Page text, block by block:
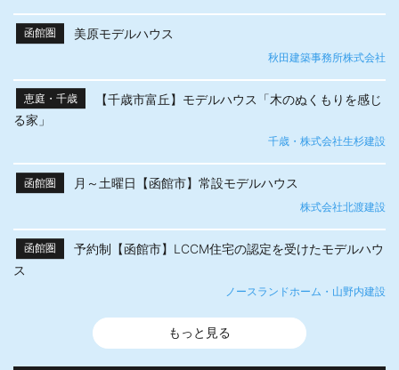
函館圏 美原モデルハウス
秋田建築事務所株式会社
恵庭・千歳
【千歳市富丘】モデルハウス「木のぬくもりを感じ
る家」
千歳・株式会社生杉建設
函館圏 月～土曜日【函館市】常設モデルハウス
株式会社北渡建設
函館圏
予約制【函館市】LCCM住宅の認定を受けたモデルハウ
ス
ノースランドホーム・山野内建設
もっと見る